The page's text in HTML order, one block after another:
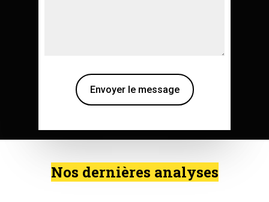
Nos dernières analyses